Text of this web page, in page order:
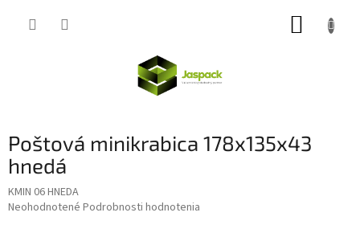
Poštová minikrabica 178x135x43
hnedá
KMIN 06 HNEDA
Priemerné
Neohodnotené Podrobnosti hodnotenia